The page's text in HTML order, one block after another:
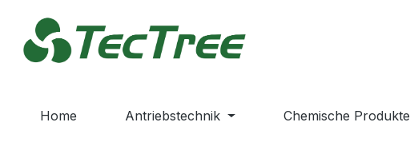
Hauptinhalt springen
Zur Suche springen
Zur Hauptnavigation springen
Home Antriebstechnik Chemische Produkte